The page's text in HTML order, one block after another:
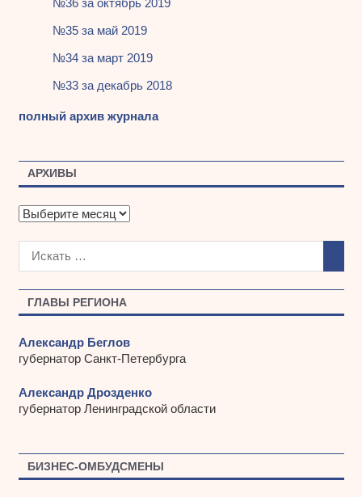
ГЛАВЫ РЕГИОНА
Александр Беглов
губернатор Санкт-Петербурга
Александр Дрозденко
губернатор Ленинградской области
БИЗНЕС-ОМБУДСМЕНЫ
№35 за май 2019
№34 за март 2019
№33 за декабрь 2018
полный архив журнала
АРХИВЫ
А
х
ы